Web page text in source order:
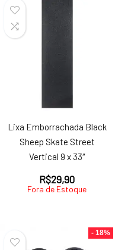
Lixa Emborrachada Black
Sheep Skate Street
Vertical 9 x 33″
R$29,90
Fora de Estoque
- 18%